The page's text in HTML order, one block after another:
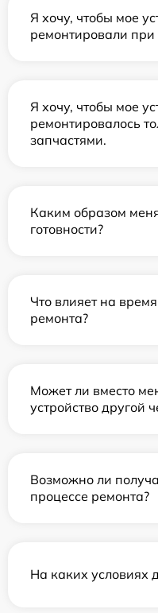
Я хочу, чтобы мое
ремонтировали при
Я хочу, чтобы мое
ремонтировалось
запчастями.
Каким образом
готовности?
Что влияет на
ремонта?
Может ли вместо
устройство другой
Возможно ли
процессе ремонта?
На каких условиях